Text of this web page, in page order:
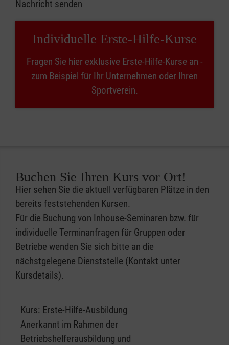
Nachricht senden
Individuelle Erste-Hilfe-Kurse
Fragen Sie hier exklusive Erste-Hilfe-Kurse an -
zum Beispiel für Ihr Unternehmen oder Ihren
Sportverein.
Buchen Sie Ihren Kurs vor Ort!
Hier sehen Sie die aktuell verfügbaren Plätze in den
bereits feststehenden Kursen.
Für die Buchung von Inhouse-Seminaren bzw. für
individuelle Terminanfragen für Gruppen oder
Betriebe wenden Sie sich bitte an die
nächstgelegene Dienststelle (Kontakt unter
Kursdetails).
Kurs: Erste-Hilfe-Ausbildung
Anerkannt im Rahmen der
Betriebshelferausbildung und